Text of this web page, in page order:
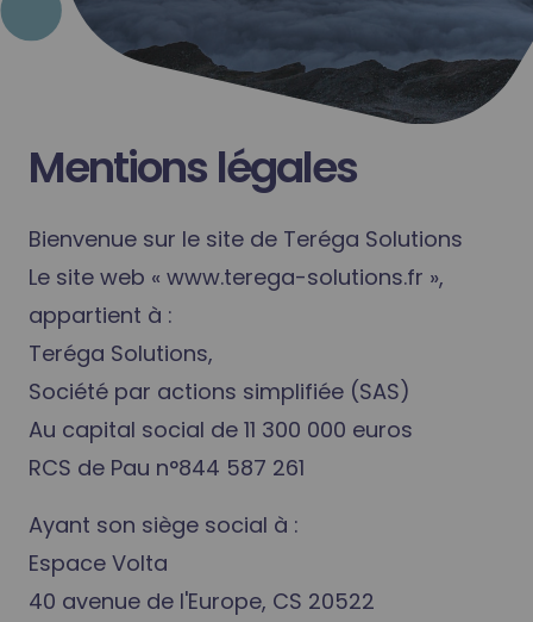
Mentions légales
Bienvenue sur le site de Teréga Solutions
Le site web « www.terega-solutions.fr »,
appartient à :
Teréga Solutions,
Société par actions simplifiée (SAS)
Au capital social de 11 300 000 euros
RCS de Pau n°844 587 261
Ayant son siège social à :
Espace Volta
40 avenue de l'Europe, CS 20522